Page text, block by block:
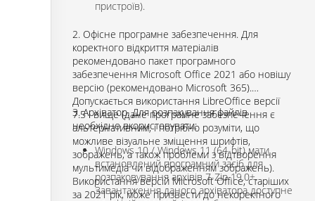
пристроїв).
2. Офісне програмне забезпечення. Для
коректного відкриття матеріалів
рекомендовано пакет програмного
забезпечення Microsoft Office 2021 або новішу
версію (рекомендовано Microsoft 365).
Допускається використання LibreOffice версії
7.5 і вище (дане програмне забезпечення є
альтернативним, і потрібно розуміти, що
можливе візуальне зміщення шрифтів,
зображень, а також проблеми з відтворення
мультимедіа чи відображенням зображень).
Використання версій Microsoft Office, старіших
за 2021 рік, може призвести до некоректного
3. Архіватор. Для розпакування файлів
необхідно вкористовувати:
Windows 10 / Windows 11 (64-bit) мати
встановлений програмний засіб для
розпаковування архівів 7-Zip 19.0+.
Завантаження даного архіватора доступне